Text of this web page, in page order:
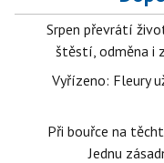
Srpen převrátí
štěstí, odměna i
Vyřízeno: Fleury
Při bouřce na
Jednu